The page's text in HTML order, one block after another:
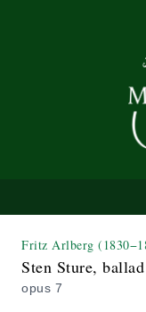
Fritz Arlberg
Sten Sture,
opus 7